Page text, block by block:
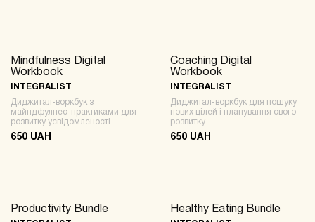
NOTION + PDF
Mindfulness Digital
Workbook
INTEGRALIST
Диджитал-воркбук з
майндфулнес-практиками для
розвитку усвідомленості
650 UAH
NOTION + PDF
Coaching Digital
Workbook
INTEGRALIST
Диджитал-воркбук для пошуку
нових цілей і планування свого
розвитку
650 UAH
BUNDLE
Productivity Bundle BUNDLE
Healthy Eating Bundle